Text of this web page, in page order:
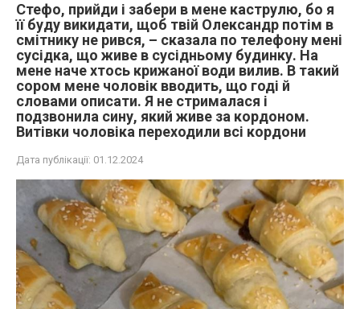
Стефо, прийди і забери в мене каструлю, бо я
її буду викидати, щоб твій Олександр потім в
смітнику не рився, – сказала по телефону мені
сусідка, що живе в сусідньому будинку. На
мене наче хтось крижаної води вилив. В такий
сором мене чоловік вводить, що годі й
словами описати. Я не стрималася і
подзвонила сину, який живе за кордоном.
Витівки чоловіка переходили всі кордони
Дата публікації: 01.12.2024